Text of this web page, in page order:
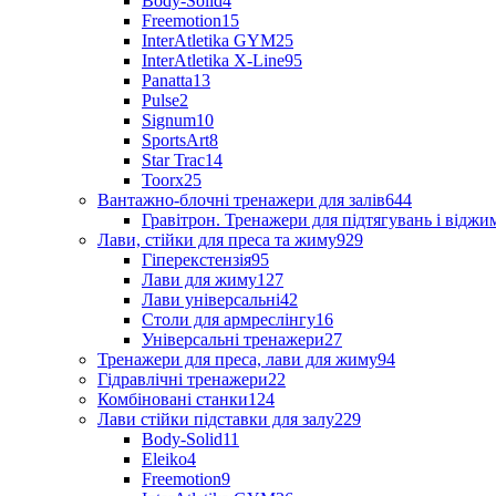
Freemotion15
InterAtletika GYM25
InterAtletika X-Line95
Panatta13
Pulse2
Signum10
SportsArt8
Star Trac14
Toorx25
Вантажно-блочні тренажери для залів644
Гравітрон. Тренажери для підтягувань і
Лави, стійки для преса та жиму929
Гіперекстензія95
Лави для жиму127
Лави універсальні42
Столи для армреслінгу16
Універсальні тренажери27
Тренажери для преса, лави для жиму94
Гідравлічні тренажери22
Комбіновані станки124
Лави стійки підставки для залу229
Body-Solid11
Eleiko4
Freemotion9